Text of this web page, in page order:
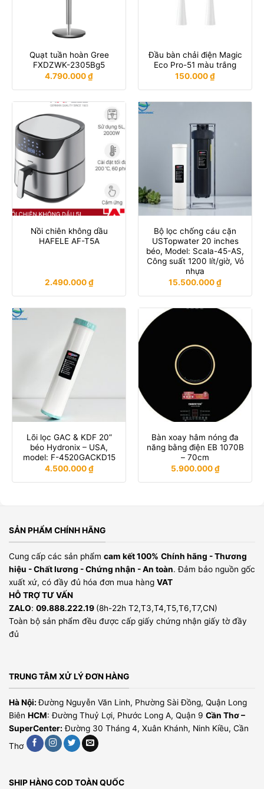
Quạt tuần hoàn Gree
FXDZWK-2305Bg5
4.790.000₫
Đầu bàn chải điện Magic
Eco Pro-51 màu trắng
150.000₫
Nồi chiên không dầu
HAFELE AF-T5A
2.490.000₫
Bộ lọc chống cáu cặn
USTopwater 20 inches
béo, Model: Scala-45-AS,
Công suất 1200 lít/giờ, Vỏ
nhựa
15.500.000₫
Lõi lọc GAC & KDF 20”
béo Hydronix – USA,
model: F-4520GACKD15
4.500.000₫
Bàn xoay hâm nóng đa
năng bằng điện EB 1070B
– 70cm
5.900.000₫
SẢN PHẨM CHÍNH HÃNG
Cung cấp các sản phẩm cam kết 100% Chính hãng - Thương
hiệu - Chất lương - Chứng nhận - An toàn. Đảm bảo nguồn gốc
xuất xứ, có đầy đủ hóa đơn mua hàng VAT
HỖ TRỢ TƯ VẤN
ZALO: 09.888.222.19 (8h-22h T2,T3,T4,T5,T6,T7,CN)
Toàn bộ sản phẩm đều được cấp giấy chứng nhận giấy tờ đầy
đủ
TRUNG TÂM XỬ LÝ ĐƠN HÀNG
Hà Nội:Đường Nguyễn Văn Linh, Phường Sài Đồng, Quận Long
Biên HCM: Đường Thuỷ Lợi, Phước Long A, Quận 9 Cần Thơ –
SuperCenter: Đường 30 Tháng 4, Xuân Khánh, Ninh Kiều, Cần
Thơ
SHIP HÀNG COD TOÀN QUỐC